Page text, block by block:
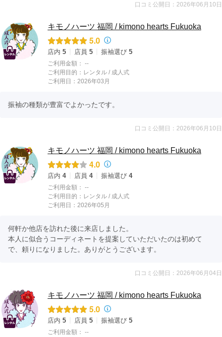
口コミ公開日：2026年06月10日
キモノハーツ 福岡 / kimono hearts Fukuoka
5.0
店内 5 店員 5 振袖選び 5
ご利用金額： --
ご利用目的： レンタル / 成人式
ご利用日：2026年03月
振袖の種類が豊富でよかったです。
口コミ公開日：2026年06月10日
キモノハーツ 福岡 / kimono hearts Fukuoka
4.0
店内 4 店員 4 振袖選び 4
ご利用金額： --
ご利用目的： レンタル / 成人式
ご利用日：2026年05月
何軒か他店を訪れた後に来店しました。
本人に似合うコーディネートを提案していただいたのは初めて
で、頼りになりました。ありがとうございます。
口コミ公開日：2026年06月04日
キモノハーツ 福岡 / kimono hearts Fukuoka
5.0
店内 5 店員 5 振袖選び 5
ご利用金額： --